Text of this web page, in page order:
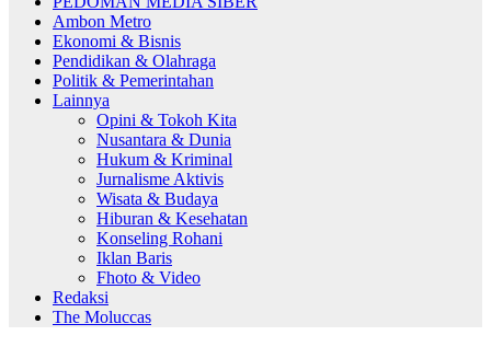
Ambon Metro
Ekonomi & Bisnis
Pendidikan & Olahraga
Politik & Pemerintahan
Lainnya
Opini & Tokoh Kita
Nusantara & Dunia
Hukum & Kriminal
Jurnalisme Aktivis
Wisata & Budaya
Hiburan & Kesehatan
Konseling Rohani
Iklan Baris
Fhoto & Video
Redaksi
The Moluccas